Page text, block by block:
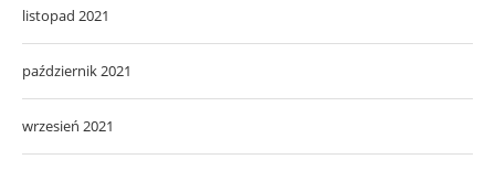
listopad 2021
październik 2021
wrzesień 2021